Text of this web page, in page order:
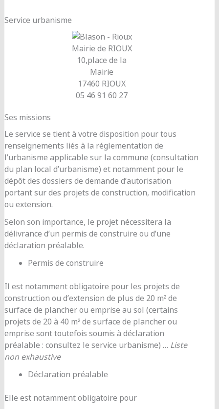
Service urbanisme
Mairie de RIOUX
10,place de la
Mairie
17460 RIOUX
05 46 91 60 27
Ses missions
Le service se tient à votre disposition pour tous
renseignements liés à la réglementation de
l’urbanisme applicable sur la commune (consultation
du plan local d’urbanisme) et notamment pour le
dépôt des dossiers de demande d’autorisation
portant sur des projets de construction, modification
ou extension.
Selon son importance, le projet nécessitera la
délivrance d’un permis de construire ou d’une
déclaration préalable.
Permis de construire
Il est notamment obligatoire pour les projets de
construction ou d’extension de plus de 20 m² de
surface de plancher ou emprise au sol (certains
projets de 20 à 40 m² de surface de plancher ou
emprise sont toutefois soumis à déclaration
préalable : consultez le service urbanisme) … Liste
non exhaustive
Déclaration préalable
Elle est notamment obligatoire pour